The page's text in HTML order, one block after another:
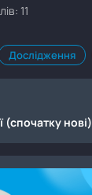
11
Дослідження
(спочатку нові)